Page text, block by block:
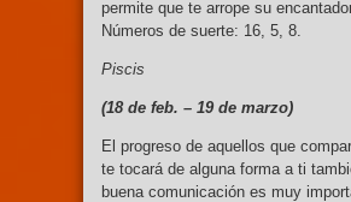
permite que te arrope su
Números de suerte: 16, 5, 8.
Piscis
(18 de feb. – 19de marzo)
El progreso de aquellos que
te tocará de alguna forma a ti
buena comunicación es muy